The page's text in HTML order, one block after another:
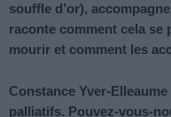
souffle d’or),
raconte comment cela se
mourir et comment les
Constance Yver-
palliatifs. Pouvez-vous-